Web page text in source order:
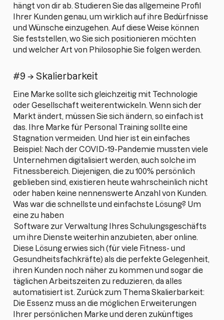
hängt von dir ab. Studieren Sie das allgemeine Profil
Ihrer Kunden genau, um wirklich auf ihre Bedürfnisse
und Wünsche einzugehen. Auf diese Weise können
Sie feststellen, wo Sie sich positionieren möchten
und welcher Art von Philosophie Sie folgen werden.
#9 → Skalierbarkeit
Eine Marke sollte sich gleichzeitig mit Technologie
oder Gesellschaft weiterentwickeln. Wenn sich der
Markt ändert, müssen Sie sich ändern, so einfach ist
das. Ihre Marke für Personal Training sollte eine
Stagnation vermeiden. Und hier ist ein einfaches
Beispiel: Nach der COVID-19-Pandemie mussten viele
Unternehmen digitalisiert werden, auch solche im
Fitnessbereich. Diejenigen, die zu 100% persönlich
geblieben sind, existieren heute wahrscheinlich nicht
oder haben keine nennenswerte Anzahl von Kunden.
Was war die schnellste und einfachste Lösung? Um
eine zu haben
Software zur Verwaltung Ihres Schulungsgeschäfts
um ihre Dienste weiterhin anzubieten, aber online.
Diese Lösung erwies sich (für viele Fitness- und
Gesundheitsfachkräfte) als die perfekte Gelegenheit,
ihren Kunden noch näher zu kommen und sogar die
täglichen Arbeitszeiten zu reduzieren, da alles
automatisiert ist. Zurück zum Thema Skalierbarkeit:
Die Essenz muss an die möglichen Erweiterungen
Ihrer persönlichen Marke und deren zukünftiges